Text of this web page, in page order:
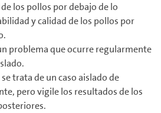
los pollos por debajo de lo
y calidad de los pollos por
problema que ocurre regularmente
trata de un caso aislado de
pero vigile los resultados de los